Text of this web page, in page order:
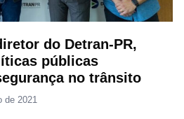
do Detran-PR,
públicas
no trânsito
de 2021